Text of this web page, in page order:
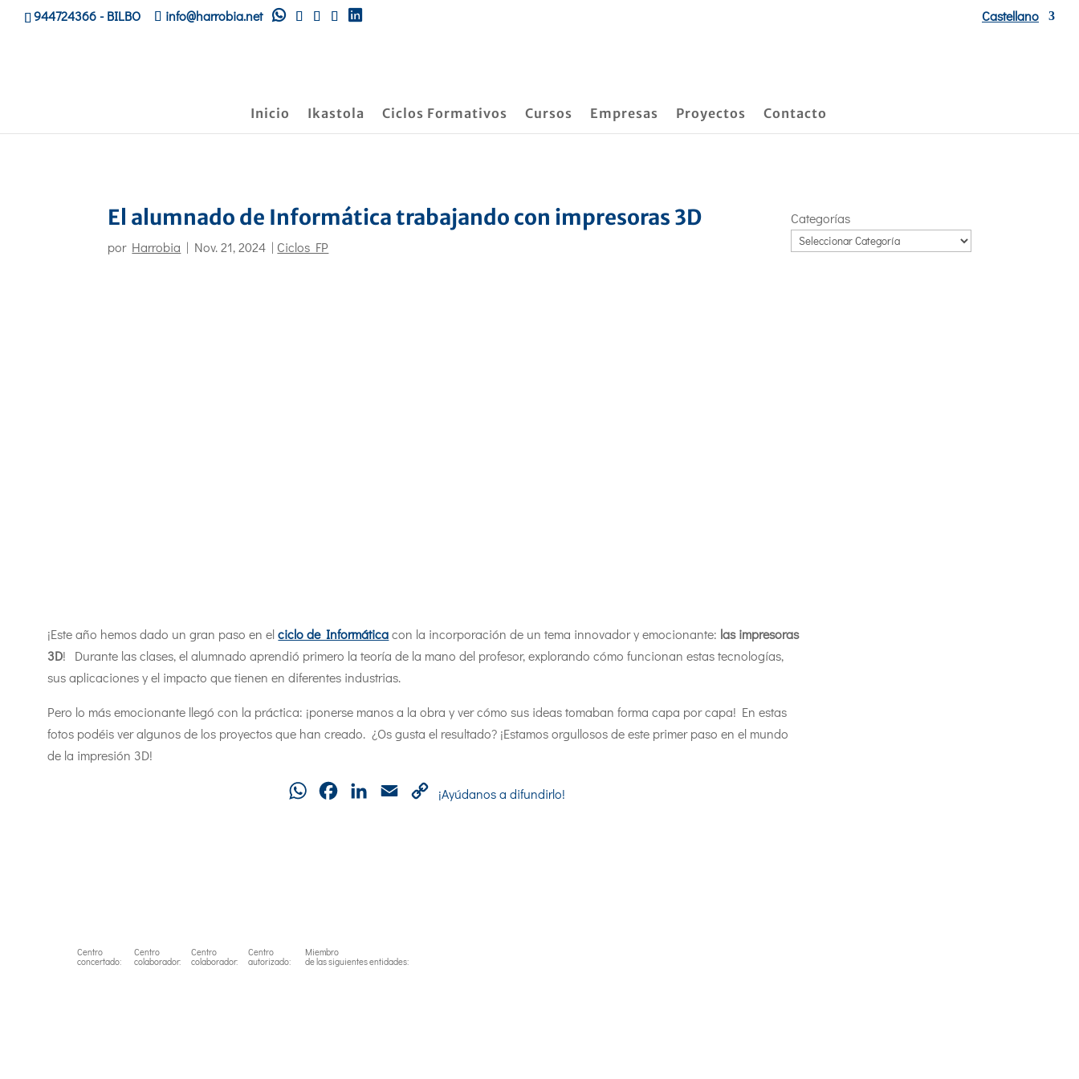
944724366- BILBO info@harrobia.net Castellano
Inicio Ikastola Ciclos Formativos Cursos Empresas Proyectos Contacto
El alumnado de Informática trabajando con impresoras 3D
por Harrobia | Nov. 21, 2024 | Ciclos FP
¡Este año hemos dado un gran paso en elciclo de Informáticacon la incorporación de un tema innovador y emocionante: las impresoras
3D! Durante las clases, el alumnado aprendió primero la teoría de la mano del profesor, explorando cómo funcionan estas tecnologías,
sus aplicaciones y el impacto que tienen en diferentes industrias.
Pero lo más emocionante llegó con la práctica: ¡ponerse manos a la obra y ver cómo sus ideas tomaban forma capa por capa! En estas
fotos podéis ver algunos de los proyectos que han creado. ¿Os gusta el resultado? ¡Estamos orgullosos de este primer paso en el mundo
de la impresión 3D!
WhatsAppFacebookLinkedInEmail
Copy
¡Ayúdanos a difundirlo!
Categorías
Centro
concertado:
Centro
colaborador:
Centro
colaborador:
Centro
autorizado:
Miembro
de las siguientes entidades: